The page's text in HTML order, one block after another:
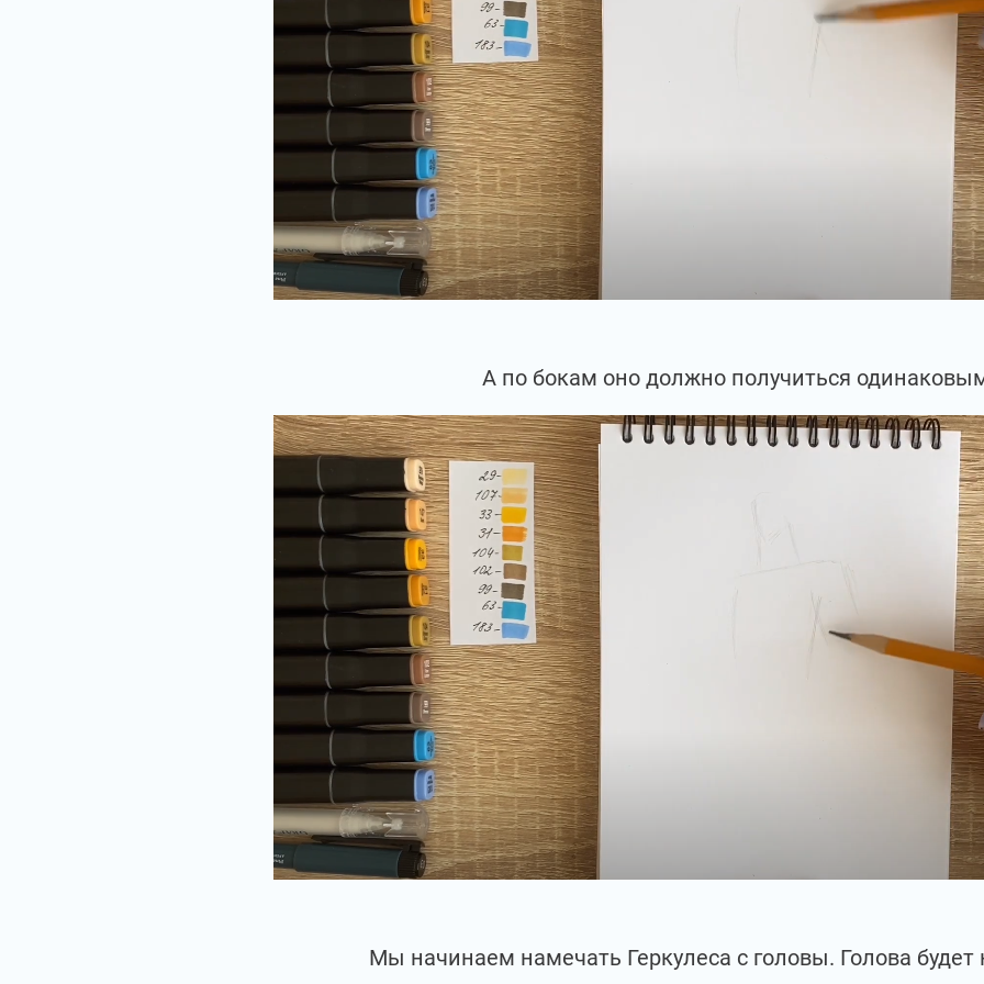
А по бокам оно должно получиться
Мы начинаем намечать Геркулеса с головы. Голова